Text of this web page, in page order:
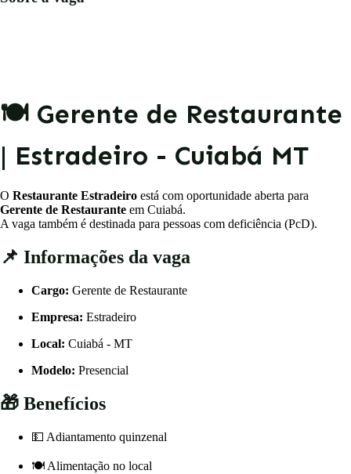
🍽️ Gerente de Restaurante
| Estradeiro - Cuiabá MT
O Restaurante Estradeiro está com oportunidade aberta para
Gerente de Restaurante em Cuiabá.
A vaga também é destinada para pessoas com deficiência (PcD).
📌 Informações da vaga
Cargo: Gerente de Restaurante
Empresa: Estradeiro
Local: Cuiabá - MT
Modelo: Presencial
🎁 Benefícios
💵 Adiantamento quinzenal
🍽️ Alimentação no local